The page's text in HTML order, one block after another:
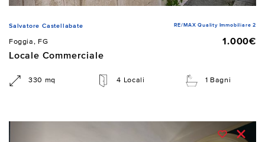
Salvatore Castellabate RE/MAX Quality Immobiliare 2
Foggia, FG
1.000€
Locale Commerciale
330 mq 4 Locali 1 Bagni